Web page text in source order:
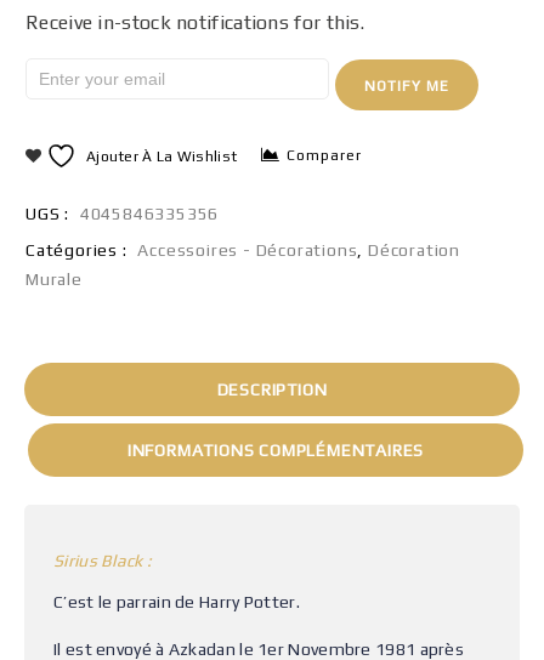
Receive in-stock notifications for this.
NOTIFY ME
Ajouter À La Wishlist Comparer
UGS :
4045846335356
Catégories :
Accessoires - Décorations ,Décoration
Murale
DESCRIPTION
INFORMATIONS COMPLÉMENTAIRES
Sirius Black :
C’est le parrain de Harry Potter.
Il est envoyé à Azkadan le 1er Novembre 1981 après